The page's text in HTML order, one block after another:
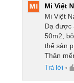
Hệ thống
lượng
Sở hữu
Khả năng
Mi Việt
Mi Việt
Dạ được
50m2,
thể sản
Thân
Trả lời •